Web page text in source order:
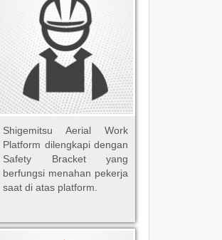
Shigemitsu Aerial Work
Platform dilengkapi dengan
Safety Bracket yang
berfungsi menahan pekerja
saat di atas platform.